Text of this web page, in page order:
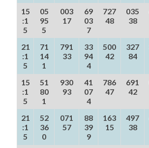
15
:1
5
05
95
5
003
17
69
03
7
727
48
035
38
21
:1
5
71
14
1
791
33
33
94
4
500
42
327
84
15
:1
5
51
80
1
930
93
41
07
4
786
47
691
42
21
:1
5
52
36
0
071
57
88
39
9
163
15
497
38